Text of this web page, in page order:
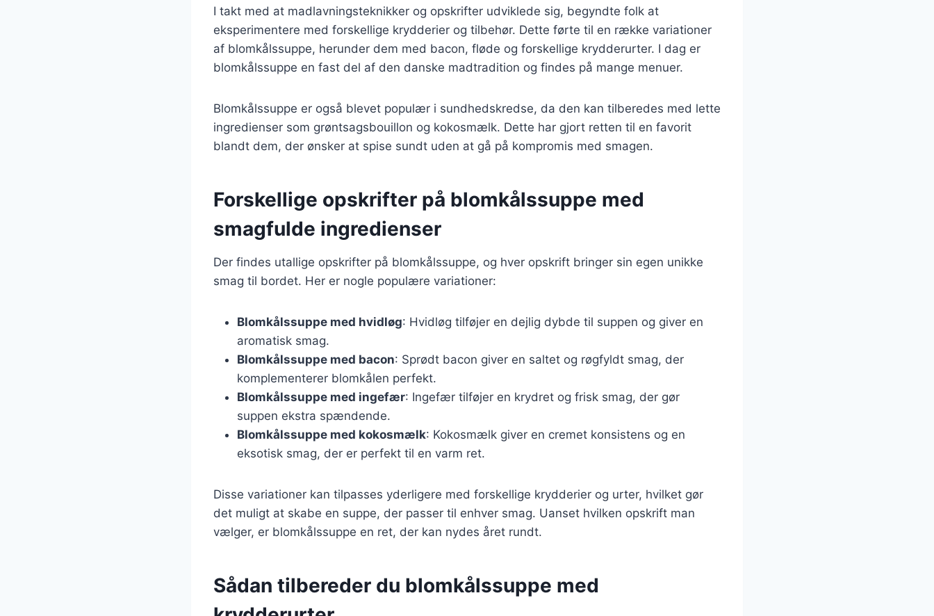
I takt med at madlavningsteknikker og opskrifter udviklede sig, begyndte folk at
eksperimentere med forskellige krydderier og tilbehør. Dette førte til en række variationer
af blomkålssuppe, herunder dem med bacon, fløde og forskellige krydderurter. I dag er
blomkålssuppe en fast del af den danske madtradition og findes på mange menuer.
Blomkålssuppe er også blevet populær i sundhedskredse, da den kan tilberedes med lette
ingredienser som grøntsagsbouillon og kokosmælk. Dette har gjort retten til en favorit
blandt dem, der ønsker at spise sundt uden at gå på kompromis med smagen.
Forskellige opskrifter på blomkålssuppe med
smagfulde ingredienser
Der findes utallige opskrifter på blomkålssuppe, og hver opskrift bringer sin egen unikke
smag til bordet. Her er nogle populære variationer:
Blomkålssuppe med hvidløg: Hvidløg tilføjer en dejlig dybde til suppen og giver en
aromatisk smag.
Blomkålssuppe med bacon: Sprødt bacon giver en saltet og røgfyldt smag, der
komplementerer blomkålen perfekt.
Blomkålssuppe med ingefær: Ingefær tilføjer en krydret og frisk smag, der gør
suppen ekstra spændende.
Blomkålssuppe med kokosmælk: Kokosmælk giver en cremet konsistens og en
eksotisk smag, der er perfekt til en varm ret.
Disse variationer kan tilpasses yderligere med forskellige krydderier og urter, hvilket gør
det muligt at skabe en suppe, der passer til enhver smag. Uanset hvilken opskrift man
vælger, er blomkålssuppe en ret, der kan nydes året rundt.
Sådan tilbereder du blomkålssuppe med